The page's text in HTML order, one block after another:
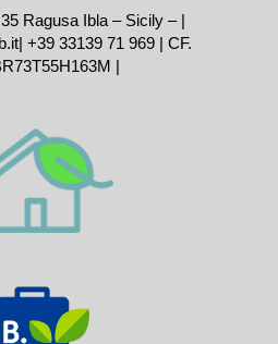
Ragusa Ibla – Sicily – |
| +39 33139 71 969| CF.
|